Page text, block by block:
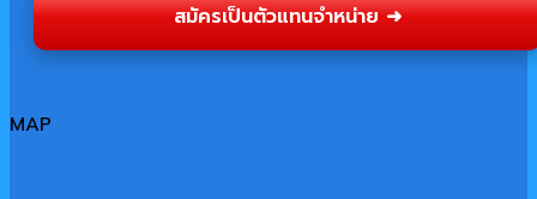
สมัครเป็นตัวแทนจำหน่าย ➜
MAP